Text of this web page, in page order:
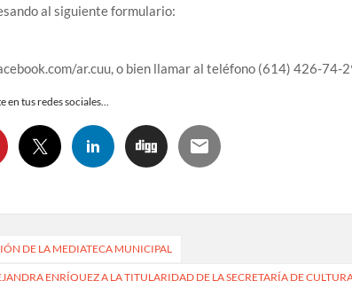
al siguiente formulario:
ar.cuu, o bien llamar al teléfono (614) 426-74-
en tus redes sociales...
DE LA MEDIATECA MUNICIPAL
ENRÍQUEZ A LA TITULARIDAD DE LA SECRETARÍA DE